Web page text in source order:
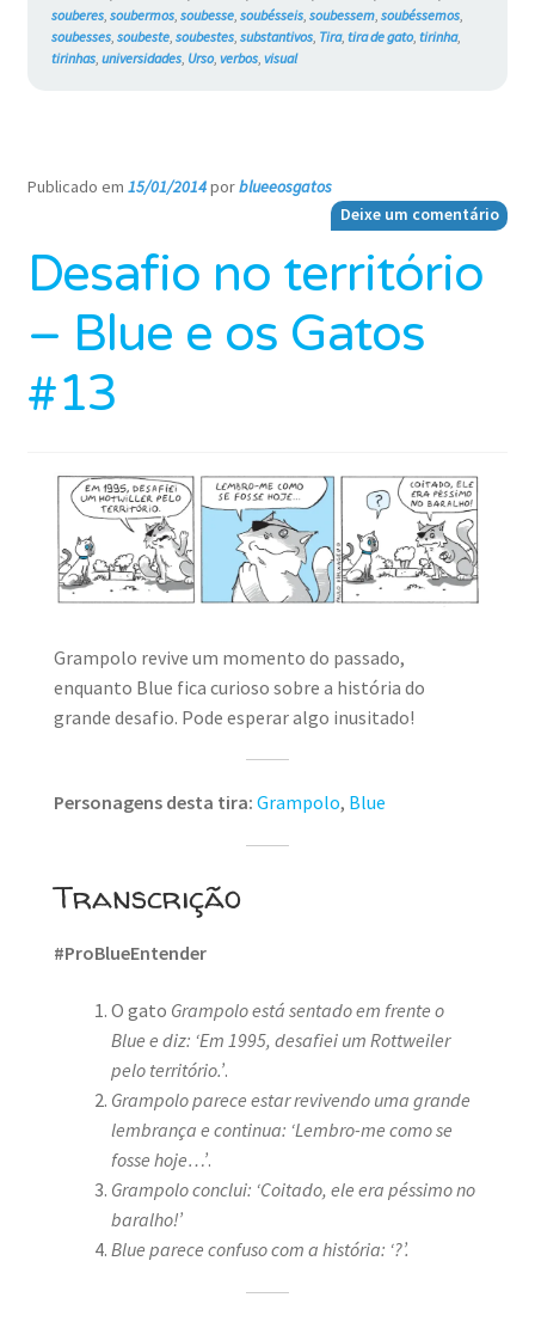
souberes, soubermos, soubesse, soubésseis, soubessem, soubéssemos,
soubesses, soubeste, soubestes, substantivos, Tira, tira de gato, tirinha,
tirinhas, universidades, Urso, verbos, visual
Publicado em 15/01/2014porblueeosgatos
Deixe um comentário
Desafio no território
– Blue e os Gatos
#13
Grampolo revive um momento do passado,
enquanto Blue fica curioso sobre a história do
grande desafio. Pode esperar algo inusitado!
Personagens desta tira: Grampolo, Blue
Transcrição
#ProBlueEntender
O gato Grampolo está sentado em frente o
Blue e diz: ‘Em 1995, desafiei um Rottweiler
pelo território.’.
Grampolo parece estar revivendo uma grande
lembrança e continua: ‘Lembro-me como se
fosse hoje…’.
Grampolo conclui: ‘Coitado, ele era péssimo no
baralho!’
Blue parece confuso com a história: ‘?’.